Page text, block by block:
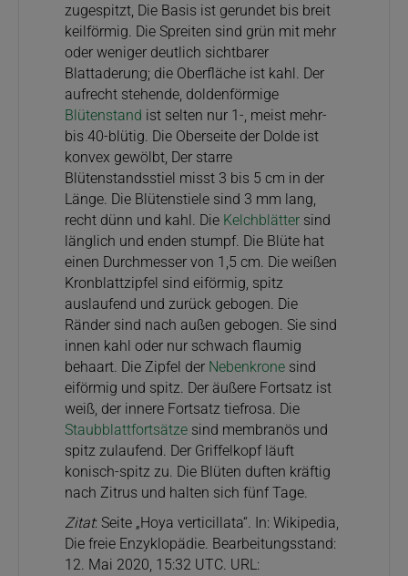
zugespitzt, Die Basis ist gerundet bis breit
keilförmig. Die Spreiten sind grün mit mehr
oder weniger deutlich sichtbarer
Blattaderung; die Oberfläche ist kahl. Der
aufrecht stehende, doldenförmige
Blütenstand ist selten nur 1-, meist mehr-
bis 40-blütig. Die Oberseite der Dolde ist
konvex gewölbt, Der starre
Blütenstandsstiel misst 3 bis 5 cm in der
Länge. Die Blütenstiele sind 3 mm lang,
recht dünn und kahl. Die Kelchblätter sind
länglich und enden stumpf. Die Blüte hat
einen Durchmesser von 1,5 cm. Die weißen
Kronblattzipfel sind eiförmig, spitz
auslaufend und zurück gebogen. Die
Ränder sind nach außen gebogen. Sie sind
innen kahl oder nur schwach flaumig
behaart. Die Zipfel der Nebenkrone sind
eiförmig und spitz. Der äußere Fortsatz ist
weiß, der innere Fortsatz tiefrosa. Die
Staubblattfortsätze sind membranös und
spitz zulaufend. Der Griffelkopf läuft
konisch-spitz zu. Die Blüten duften kräftig
nach Zitrus und halten sich fünf Tage.
Zitat: Seite „Hoya verticillata“. In: Wikipedia,
Die freie Enzyklopädie. Bearbeitungsstand:
12. Mai 2020, 15:32 UTC. URL: